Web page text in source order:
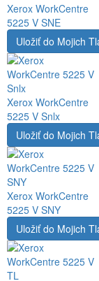
Xerox WorkCentre
5225 V SNE
Uložiť do Mojich
Xerox WorkCentre
5225 V Snlx
Uložiť do Mojich
Xerox WorkCentre
5225 V SNY
Uložiť do Mojich